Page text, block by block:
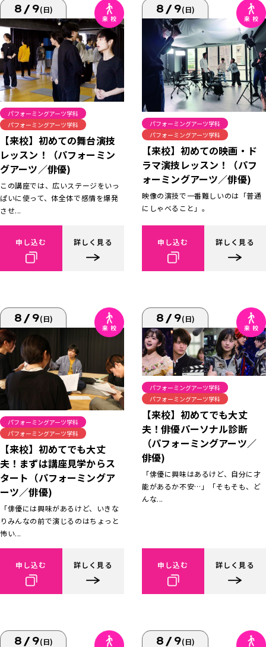
8/9(日)
パフォーミングアーツ学科
パフォーミングアーツ学科
【来校】初めての舞台演技
レッスン！（パフォーミン
グアーツ／俳優)
この講座では、広いステージをいっ
ぱいに使って、体全体で感情を爆発
させ...
申し込む 詳しく見る
8/9(日)
パフォーミングアーツ学科
パフォーミングアーツ学科
【来校】初めての映画・ド
ラマ演技レッスン！（パフ
ォーミングアーツ／俳優)
映像の演技で一番難しいのは「普通
にしゃべること」。
申し込む 詳しく見る
8/9(日)
パフォーミングアーツ学科
パフォーミングアーツ学科
【来校】初めてでも大丈
夫！まずは講座見学からス
タート（パフォーミングア
ーツ／俳優)
「俳優には興味があるけど、いきな
りみんなの前で演じるのはちょっと
怖い...
申し込む 詳しく見る
8/9(日)
パフォーミングアーツ学科
パフォーミングアーツ学科
【来校】初めてでも大丈
夫！俳優パーソナル診断
（パフォーミングアーツ／
俳優)
「俳優に興味はあるけど、自分に才
能があるか不安…」「そもそも、ど
んな...
申し込む 詳しく見る
8/9(日) 8/9(日)